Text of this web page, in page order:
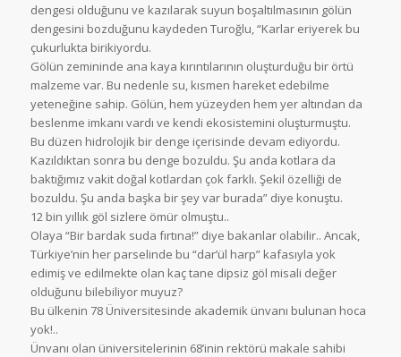
dengesi olduğunu ve kazılarak suyun boşaltılmasının gölün
dengesini bozduğunu kaydeden Turoğlu, “Karlar eriyerek bu
çukurlukta birikiyordu.
Gölün zemininde ana kaya kırıntılarının oluşturduğu bir örtü
malzeme var. Bu nedenle su, kısmen hareket edebilme
yeteneğine sahip. Gölün, hem yüzeyden hem yer altından da
beslenme imkanı vardı ve kendi ekosistemini oluşturmuştu.
Bu düzen hidrolojik bir denge içerisinde devam ediyordu.
Kazıldıktan sonra bu denge bozuldu. Şu anda kotlara da
baktığımız vakit doğal kotlardan çok farklı. Şekil özelliği de
bozuldu. Şu anda başka bir şey var burada” diye konuştu.
12 bin yıllık göl sizlere ömür olmuştu..
Olaya “Bir bardak suda fırtına!” diye bakanlar olabilir.. Ancak,
Türkiye’nin her parselinde bu “dar’ül harp” kafasıyla yok
edimiş ve edilmekte olan kaç tane dipsiz göl misali değer
olduğunu bilebiliyor muyuz?
Bu ülkenin 78 Üniversitesinde akademik ünvanı bulunan hoca
yok!..
Ünvanı olan üniversitelerinin 68’inin rektörü makale sahibi